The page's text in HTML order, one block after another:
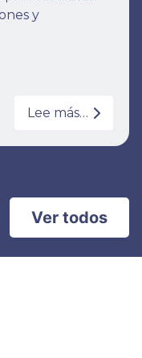
y
Lee más…
Ver todos